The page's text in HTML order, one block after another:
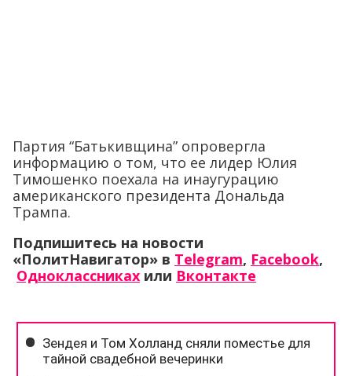
Партия “Батькивщина” опровергла
информацию о том, что ее лидер Юлия
Тимошенко поехала на инаугурацию
американского президента Дональда
Трампа.
Подпишитесь на новости
«ПолитНавигатор» в Telegram, Facebook,
Одноклассниках или Вконтакте